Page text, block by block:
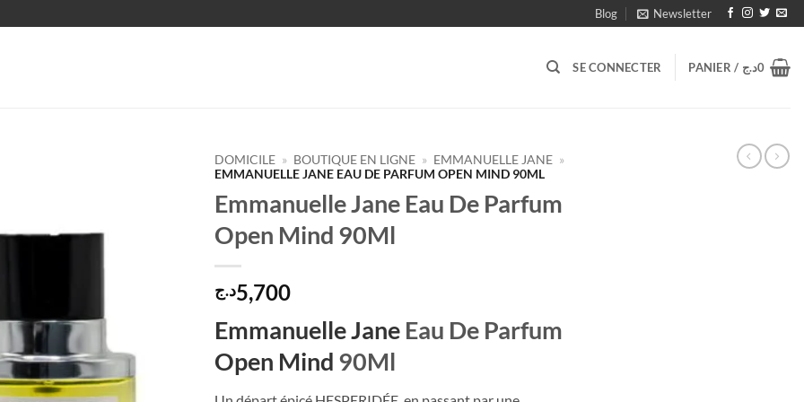
Blog Newsletter
SE CONNECTER PANIER / 0د.ج
DOMICILE » BOUTIQUE EN LIGNE » EMMANUELLE JANE »
EMMANUELLE JANE EAU DE PARFUM OPEN MIND 90ML
Emmanuelle Jane Eau De Parfum
Open Mind 90Ml
5,700د.ج
Emmanuelle Jane Eau De Parfum
Open Mind 90Ml